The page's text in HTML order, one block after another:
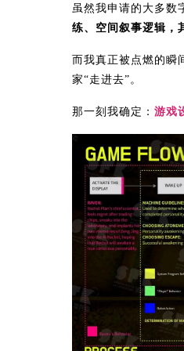
虽然我申请的大多数
练、空间叙事逻辑，
而我真正被点燃的瞬
家“走进去”。
那一刻我确定： 游戏